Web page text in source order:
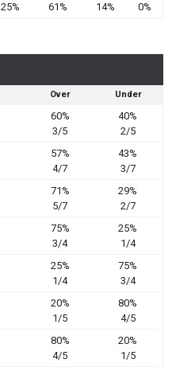
25% 61% 14% 0%
Over Under
60%
3/5
40%
2/5
57%
4/7
43%
3/7
71%
5/7
29%
2/7
75%
3/4
25%
1/4
25%
1/4
75%
3/4
20%
1/5
80%
4/5
80%
4/5
20%
1/5